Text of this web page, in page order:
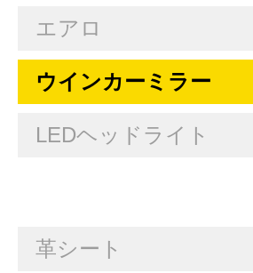
エアロ
ウインカーミラー
LEDヘッドライト
革シート